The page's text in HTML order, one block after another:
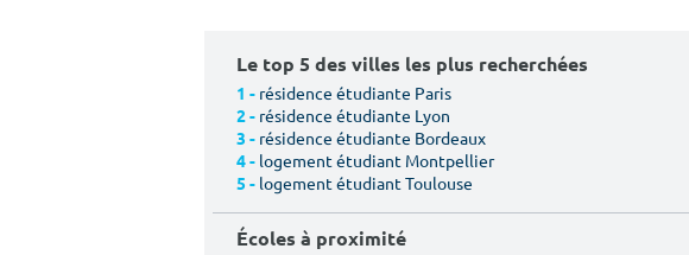
Le top 5 des villes les plus recherchées
1 - résidence étudiante Paris
2 - résidence étudiante Lyon
3 - résidence étudiante Bordeaux
4 - logement étudiant Montpellier
5 - logement étudiant Toulouse
Écoles à proximité